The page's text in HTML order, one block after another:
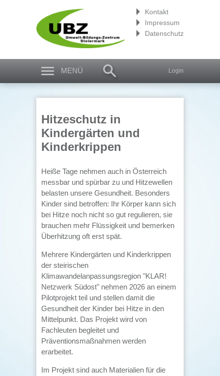
Kontakt
Impressum
Datenschutz
Login
MENÜ
Hitzeschutz in
Kindergärten und
Kinderkrippen
Heiße Tage nehmen auch in Österreich
messbar und spürbar zu und Hitzewellen
belasten unsere Gesundheit. Besonders
Kinder sind betroffen: Ihr Körper kann sich
bei Hitze noch nicht so gut regulieren, sie
brauchen mehr Flüssigkeit und bemerken
Überhitzung oft erst spät.
Mehrere Kindergärten und Kinderkrippen
der steirischen
Klimawandelanpassungsregion "KLAR!
Netzwerk Südost" nehmen 2026 an einem
Pilotprojekt teil und stellen damit die
Gesundheit der Kinder bei Hitze in den
Mittelpunkt. Das Projekt wird von
Fachleuten begleitet und
Präventionsmaßnahmen werden
erarbeitet.
Im Projekt sind auch Materialien für die